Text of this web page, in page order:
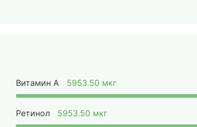
Витамин А 5953.50 мкг
Ретинол 5953.50 мкг